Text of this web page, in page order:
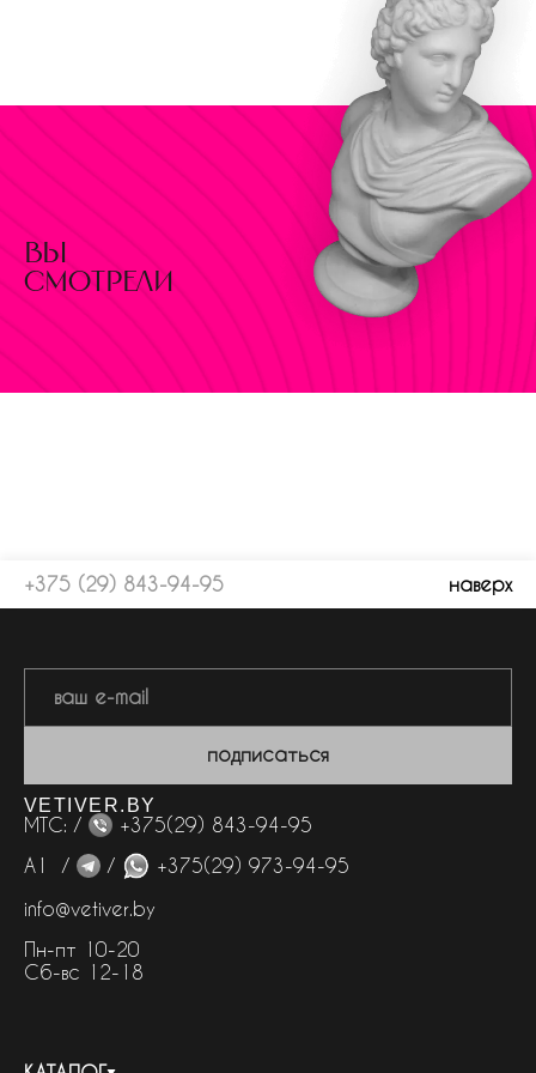
вы
смотрели
+375 (29) 843-94-95 наверх
подписаться
VETIVER.BY
МТС: /
+375(29) 843-94-95
А1 /
/
+375(29) 973-94-95
info@vetiver.by
Пн-пт 10-20
Сб-вс 12-18